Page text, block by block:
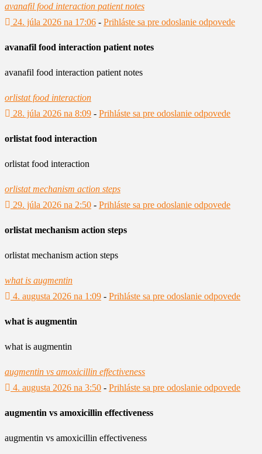
avanafil food interaction patient notes
24. júla 2026 na 17:06 - Prihláste sa pre odoslanie odpovede
avanafil food interaction patient notes
avanafil food interaction patient notes
orlistat food interaction
28. júla 2026 na 8:09 - Prihláste sa pre odoslanie odpovede
orlistat food interaction
orlistat food interaction
orlistat mechanism action steps
29. júla 2026 na 2:50 - Prihláste sa pre odoslanie odpovede
orlistat mechanism action steps
orlistat mechanism action steps
what is augmentin
4. augusta 2026 na 1:09 - Prihláste sa pre odoslanie odpovede
what is augmentin
what is augmentin
augmentin vs amoxicillin effectiveness
4. augusta 2026 na 3:50 - Prihláste sa pre odoslanie odpovede
augmentin vs amoxicillin effectiveness
augmentin vs amoxicillin effectiveness